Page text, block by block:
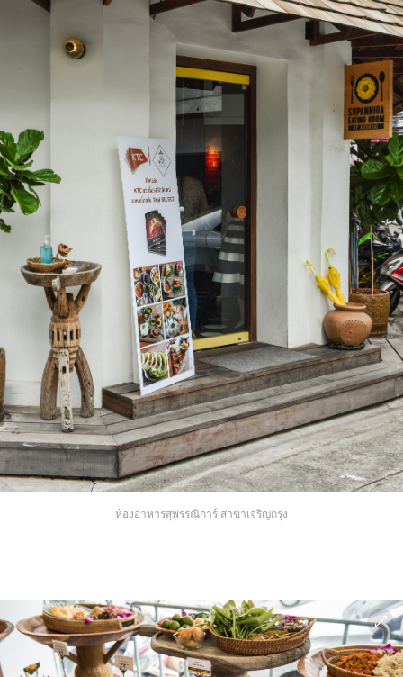
ห้องอาหารสุพรรณิการ์ สาขาเจริญกรุง